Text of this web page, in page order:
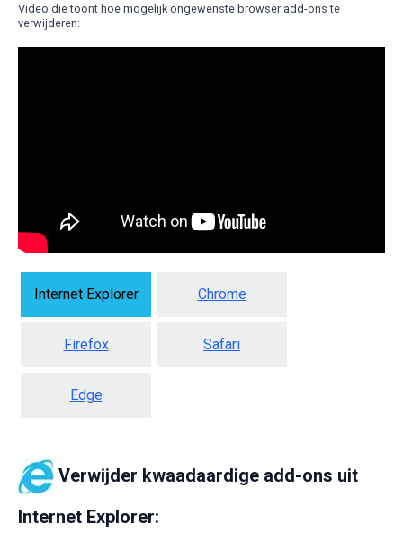
Video die toont hoe mogelijk ongewenste browser add-ons te
verwijderen:
Internet Explorer Chrome
Firefox Safari
Edge
Verwijder kwaadaardige add-ons uit
Internet Explorer: